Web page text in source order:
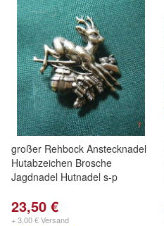
großer Rehbock Anstecknadel
Hutabzeichen Brosche
Jagdnadel Hutnadel s-p
23,50 €
+ 3,00 € Versand